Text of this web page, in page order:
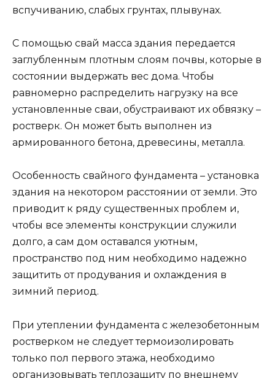
вспучиванию, слабых грунтах, плывунах.
С помощью свай масса здания передается
заглубленным плотным слоям почвы, которые в
состоянии выдержать вес дома. Чтобы
равномерно распределить нагрузку на все
установленные сваи, обустраивают их обвязку –
ростверк. Он может быть выполнен из
армированного бетона, древесины, металла.
Особенность свайного фундамента – установка
здания на некотором расстоянии от земли. Это
приводит к ряду существенных проблем и,
чтобы все элементы конструкции служили
долго, а сам дом оставался уютным,
пространство под ним необходимо надежно
защитить от продувания и охлаждения в
зимний период.
При утеплении фундамента с железобетонным
ростверком не следует термоизолировать
только пол первого этажа, необходимо
организовывать теплозащиту по внешнему